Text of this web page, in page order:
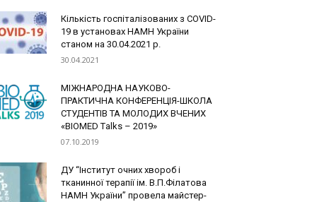
Кількість госпіталізованих з COVID-
19 в установах НАМН України
станом на 30.04.2021 р.
30.04.2021
МІЖНАРОДНА НАУКОВО-
ПРАКТИЧНА КОНФЕРЕНЦІЯ-ШКОЛА
СТУДЕНТІВ ТА МОЛОДИХ ВЧЕНИХ
«BIOMED Тalks – 2019»
07.10.2019
ДУ “Інститут очних хвороб і
тканинної терапії ім. В.П.Філатова
НАМН України” провела майстер-